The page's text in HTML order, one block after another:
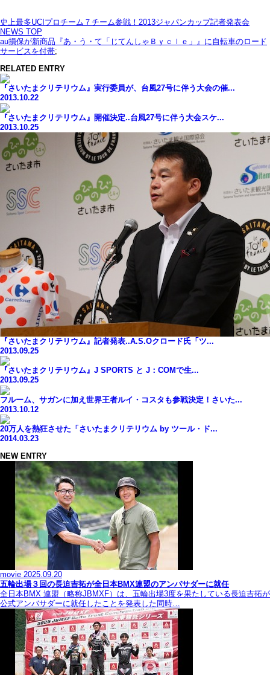
史上最多UCIプロチーム７チーム参戦！2013ジャパンカップ記者発表会
NEWS TOP
au損保が新商品『あ・う・て「じてんしゃＢｙｃｌｅ」』に自転車のロード
サービスを付帯;
RELATED ENTRY
『さいたまクリテリウム』実行委員が、台風27号に伴う大会の催...
2013.10.22
『さいたまクリテリウム』開催決定..台風27号に伴う大会スケ...
2013.10.25
『さいたまクリテリウム』記者発表..A.S.Oクロード氏「ツ...
2013.09.25
『さいたまクリテリウム』J SPORTS と J：COMで生...
2013.09.25
フルーム、サガンに加え世界王者ルイ・コスタも参戦決定！さいた...
2013.10.12
20万人を熱狂させた「さいたまクリテリウム by ツール・ド...
2014.03.23
NEW ENTRY
movie 2025.09.20
五輪出場３回の長迫吉拓が全日本BMX連盟のアンバサダーに就任
全日本BMX 連盟（略称JBMXF）は、五輪出場3度を果たしている長迫吉拓が
公式アンバサダーに就任したことを発表した同時…